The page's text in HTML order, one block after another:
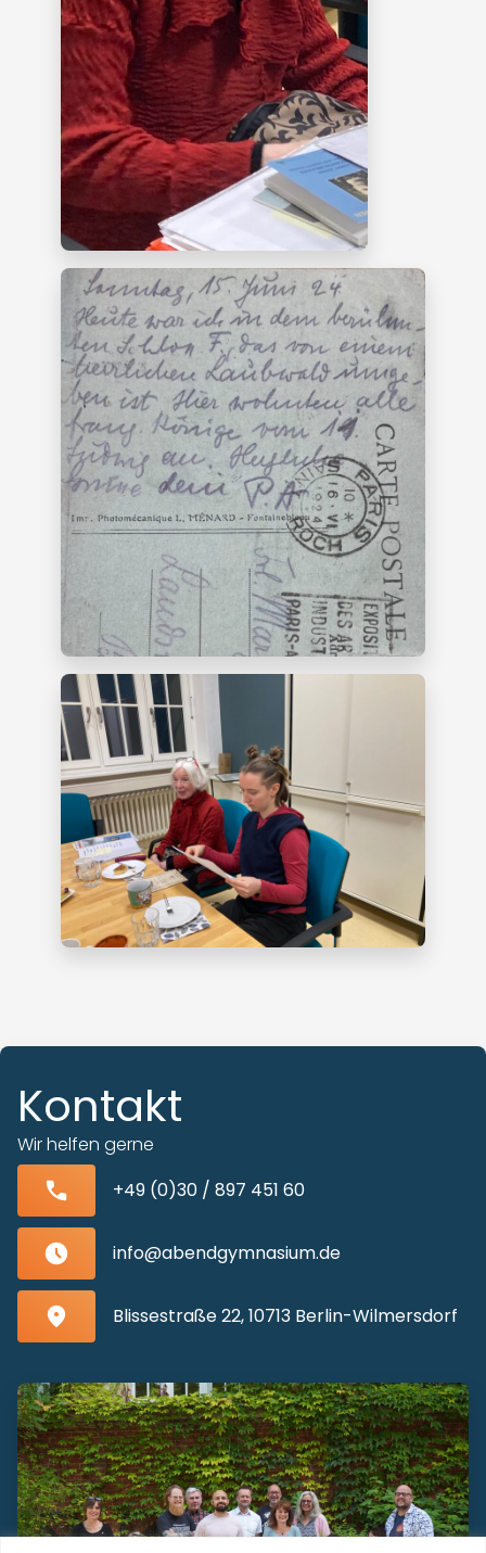
Kontakt
Wir helfen gerne
+49 (0)30 / 897 451 60
info@abendgymnasium.de
Blissestraße 22, 10713 Berlin-Wilmersdorf